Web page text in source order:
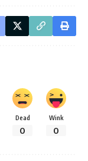
Dead
0
Wink
0